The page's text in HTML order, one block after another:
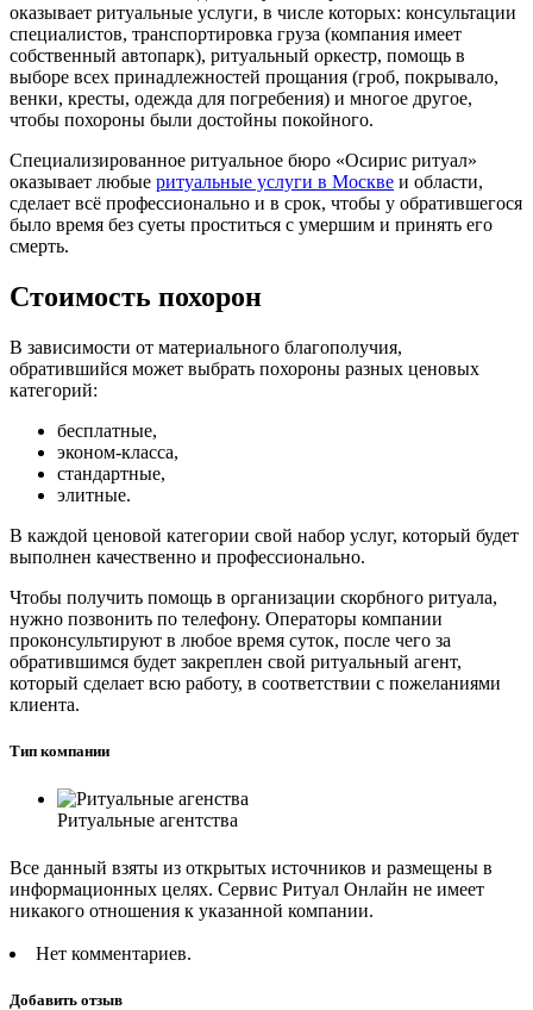
оказывает ритуальные услуги, в числе которых: консультации
специалистов, транспортировка груза (компания имеет
собственный автопарк), ритуальный оркестр, помощь в
выборе всех принадлежностей прощания (гроб, покрывало,
венки, кресты, одежда для погребения) и многое другое,
чтобы похороны были достойны покойного.
Специализированное ритуальное бюро «Осирис ритуал»
оказывает любые ритуальные услуги в Москве и области,
сделает всё профессионально и в срок, чтобы у обратившегося
было время без суеты проститься с умершим и принять его
смерть.
Стоимость похорон
В зависимости от материального благополучия,
обратившийся может выбрать похороны разных ценовых
категорий:
бесплатные,
эконом-класса,
стандартные,
элитные.
В каждой ценовой категории свой набор услуг, который будет
выполнен качественно и профессионально.
Чтобы получить помощь в организации скорбного ритуала,
нужно позвонить по телефону. Операторы компании
проконсультируют в любое время суток, после чего за
обратившимся будет закреплен свой ритуальный агент,
который сделает всю работу, в соответствии с пожеланиями
клиента.
Тип компании
Ритуальные агентства
Все данный взяты из открытых источников и размещены в
информационных целях. Сервис Ритуал Онлайн не имеет
никакого отношения к указанной компании.
Нет комментариев.
Добавить отзыв